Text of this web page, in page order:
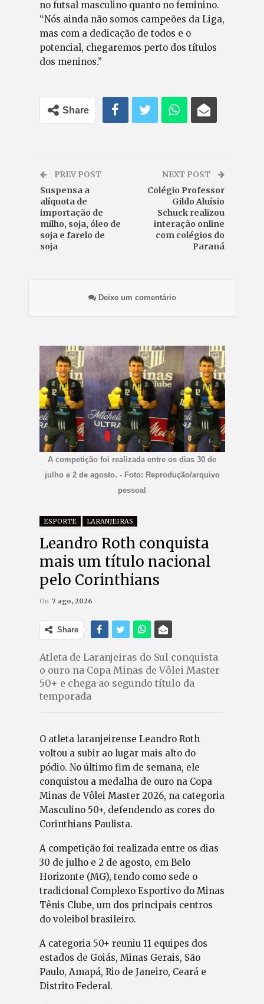
no futsal masculino quanto no feminino.
“Nós ainda não somos campeões da Liga,
mas com a dedicação de todos e o
potencial, chegaremos perto dos títulos
dos meninos.”
Share
PREV POST
Suspensa a
alíquota de
importação de
milho, soja, óleo de
soja e farelo de
soja
NEXT POST
Colégio Professor
Gildo Aluísio
Schuck realizou
interação online
com colégios do
Paraná
Deixe um comentário
A competição foi realizada entre os dias 30 de
julho e 2 de agosto. - Foto: Reprodução/arquivo
pessoal
ESPORTE LARANJEIRAS
Leandro Roth conquista
mais um título nacional
pelo Corinthians
On 7 ago, 2026
Share
Atleta de Laranjeiras do Sul conquista
o ouro na Copa Minas de Vôlei Master
50+ e chega ao segundo título da
temporada
O atleta laranjeirense Leandro Roth
voltou a subir ao lugar mais alto do
pódio. No último fim de semana, ele
conquistou a medalha de ouro na Copa
Minas de Vôlei Master 2026, na categoria
Masculino 50+, defendendo as cores do
Corinthians Paulista.
A competição foi realizada entre os dias
30 de julho e 2 de agosto, em Belo
Horizonte (MG), tendo como sede o
tradicional Complexo Esportivo do Minas
Tênis Clube, um dos principais centros
do voleibol brasileiro.
A categoria 50+ reuniu 11 equipes dos
estados de Goiás, Minas Gerais, São
Paulo, Amapá, Rio de Janeiro, Ceará e
Distrito Federal.